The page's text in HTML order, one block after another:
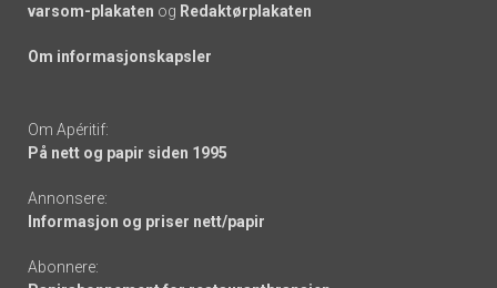
varsom-plakaten og Redaktørplakaten
Om informasjonskapsler
Om Apéritif:
På nett og papir siden 1995
Annonsere:
Informasjon og priser nett/papir
Abonnere: